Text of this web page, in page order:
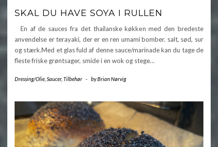
SKAL DU HAVE SOYA I RULLEN
En af de sauces fra det thailanske køkken med den bredeste
anvendelse er terayaki, der er en ren umami bomber. salt, sød, sur
og stærk.Med et glas fuld af denne sauce/marinade kan du tage de
fleste friske grøntsager, smide i en wok og stege…
Dressing/Olie Saucer, Tilbehør - byBrian Nørvig